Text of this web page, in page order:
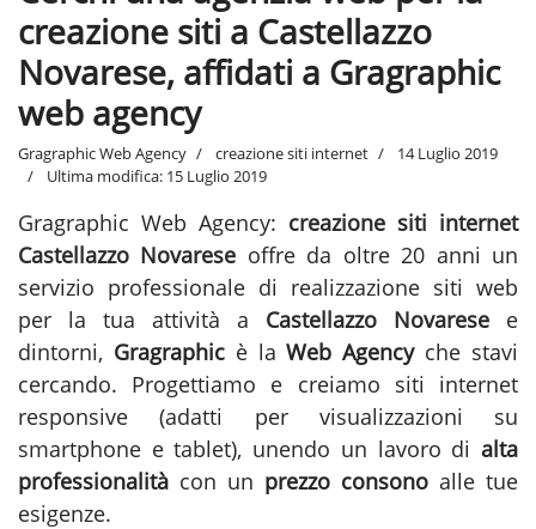
creazione siti a Castellazzo
Novarese, affidati a Gragraphic
web agency
Gragraphic Web Agency creazione siti internet
14 Luglio 2019
Ultima modifica: 15 Luglio 2019
Gragraphic Web Agency: creazione siti internet
Castellazzo Novarese offre da oltre 20 anni un
servizio professionale di realizzazione siti web
per la tua attività a Castellazzo Novarese e
dintorni, Gragraphic è laWeb Agencyche stavi
cercando. Progettiamo e creiamo siti internet
responsive (adatti per visualizzazioni su
smartphone e tablet), unendo un lavoro di alta
professionalità con un prezzo consono alle tue
esigenze.